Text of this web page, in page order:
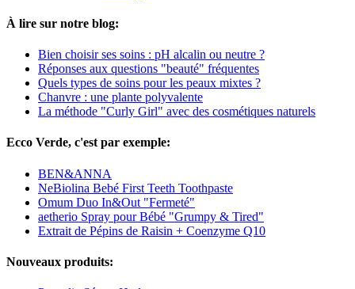
À lire sur notre blog:
Bien choisir ses soins : pH alcalin ou neutre ?
Réponses aux questions "beauté" fréquentes
Quels types de soins pour les peaux mixtes ?
Chanvre : une plante polyvalente
La méthode "Curly Girl" avec des cosmétiques naturels
Ecco Verde, c'est par exemple:
BEN&ANNA
NeBiolina Bebé First Teeth Toothpaste
Omum Duo In&Out "Fermeté"
aetherio Spray pour Bébé "Grumpy & Tired"
Extrait de Pépins de Raisin + Coenzyme Q10
Nouveaux produits: